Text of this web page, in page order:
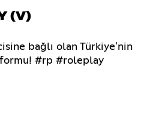
(V)
bağlı olan Türkiye'nin
#rp #roleplay